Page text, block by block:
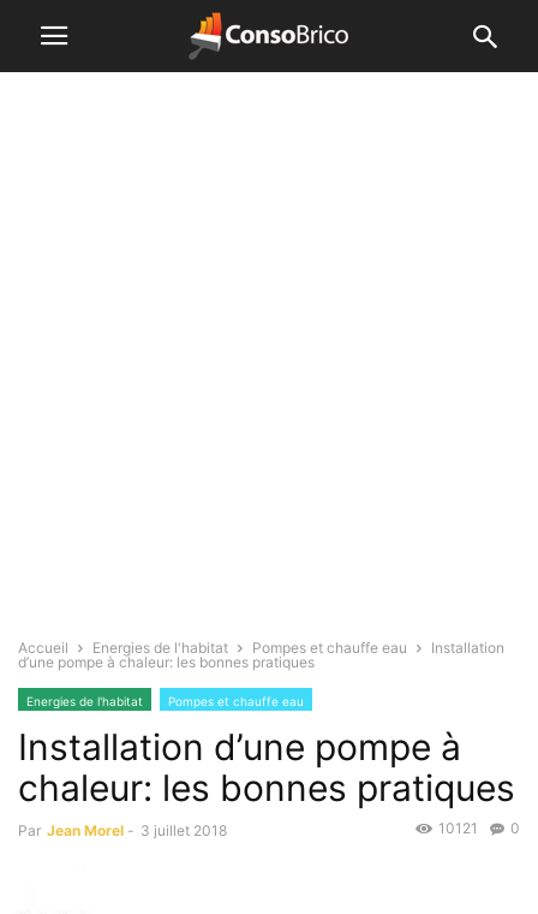
Accueil Energies de l'habitat Pompes et chauffe eau
Installation
d’une pompe à chaleur: les bonnes pratiques
Energies de l'habitat Pompes et chauffe eau
Installation d’une pompe à
chaleur: les bonnes pratiques
Par Jean Morel - 3 juillet 2018 0
10121